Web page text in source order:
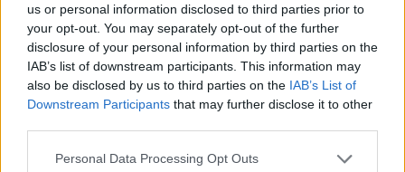
us or personal information disclosed to third parties prior to
your opt-out. You may separately opt-out of the further
disclosure of your personal information by third parties on the
IAB’s list of downstream participants. This information may
also be disclosed by us to third parties on the IAB’s List of
Downstream Participants that may further disclose it to other
Personal Data Processing Opt Outs